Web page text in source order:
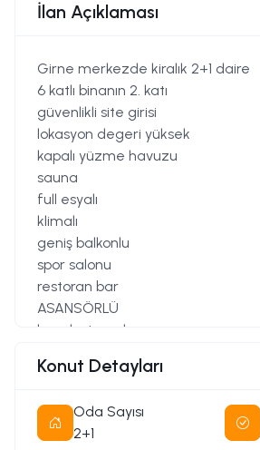
İlan Açıklaması
Girne merkezde kiralık 2+1 daire
6 katlı binanın 2. katı
güvenlikli site girisi
lokasyon degeri yüksek
kapalı yüzme havuzu
sauna
full esyalı
klimalı
geniş balkonlu
spor salonu
restoran bar
ASANSÖRLÜ
kapalı otopark
aidat dahi
ASANSÖRLÜ
kapalı otopark
Konut Detayları
Oda Sayısı
2+1